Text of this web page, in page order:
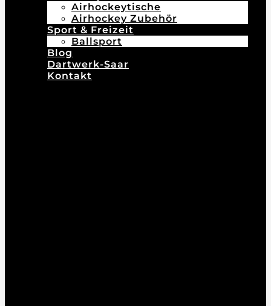
Airhockeytische
Airhockey Zubehör
Sport & Freizeit
Ballsport
Blog
Dartwerk-Saar
Kontakt